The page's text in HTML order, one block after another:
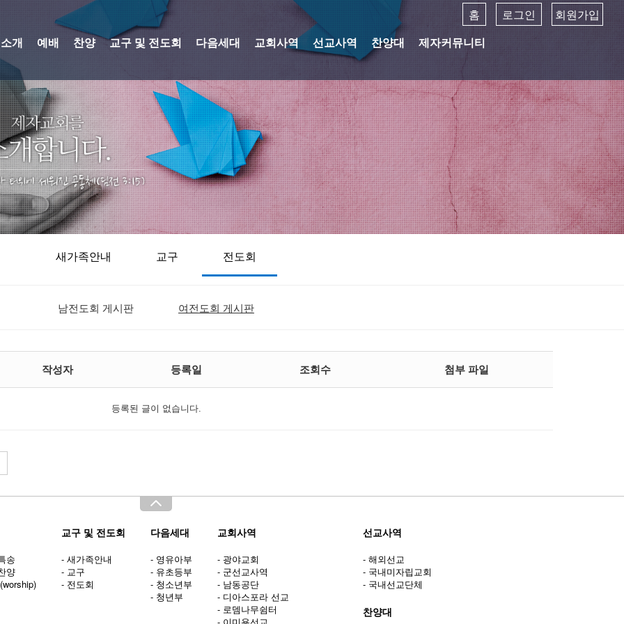
홈 로그인
회원가입
개
예배 찬양 교구 및 전도회 다음세대 교회사역 선교사역 찬양대 제자커뮤니티
새가족안내 교구 전도회
남전도회 게시판 여전도회 게시판
작성자 등록일 조회수 첨부 파일
등록된 글이 없습니다.
송
양
교구 및 전도회
- 새가족안내
- 교구
- 전도회
다음세대
- 영유아부
- 유초등부
- 청소년부
- 청년부
교회사역
- 광야교회
- 군선교사역
- 남동공단
- 디아스포라 선교
- 로뎀나무쉼터
선교사역
- 해외선교
- 국내미자립교회
- 국내선교단체
찬양대